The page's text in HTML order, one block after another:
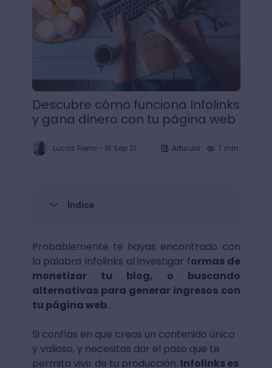
Descubre cómo funciona Infolinks
y gana dinero con tu página web
Lucas Fierro- 16 Sep 21 Articulo 7 min.
Índice
Probablemente te hayas encontrado con
la palabra Infolinks al investigar formas de
monetizar tu blog, o buscando
alternativas para generar ingresos con
tu página web.
Si confías en que creas un contenido único
y valioso, y necesitas dar el paso que te
permita vivir de tu producción. Infolinks es